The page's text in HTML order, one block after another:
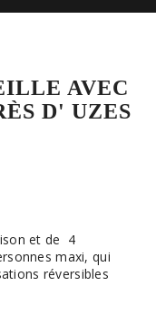
AVEC
D' UZES
et de 4
maxi, qui
réversibles